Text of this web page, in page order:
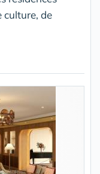
culture, de